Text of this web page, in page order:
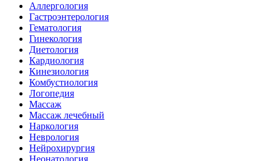
Аллергология
Гастроэнтерология
Гематология
Гинекология
Диетология
Кардиология
Кинезиология
Комбустиология
Логопедия
Массаж
Массаж лечебный
Наркология
Неврология
Нейрохирургия
Неонатология